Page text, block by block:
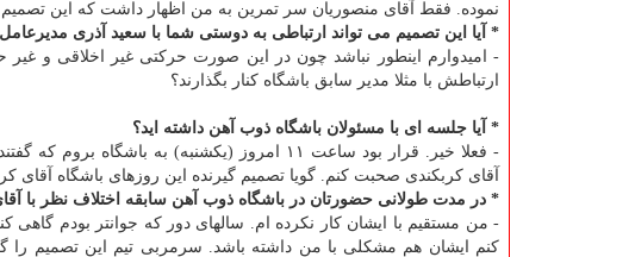
نموده. فقط آقای منصوریان سر تمرین به من اظهار داشت كه این
* آیا این تصمیم می تواند ارتباطی به دوستی شما با سعید آذری
- امیدوارم اینطور نباشد چون در این صورت حركتی غیر اخلاقی و
ارتباطش با مثلا مدیر سابق باشگاه كنار بگذارند؟
* آیا جلسه ای با مسئولان باشگاه ذوب آهن داشته اید؟
- فعلا خیر. قرار بود ساعت ۱۱ امروز (یكشنبه)
آقای كربكندی صحبت كنم. گویا تصمیم گیرنده این روزهای باشگاه
* در مدت طولانی حضورتان در باشگاه ذوب آهن سابقه اختلاف نظر با
- من مستقیم با ایشان كار نكرده ام. سالهای دور كه جوانتر بودم گاهی
كنم ایشان هم مشكلی با من داشته باشد. سرمربی تیم این تصمیم را